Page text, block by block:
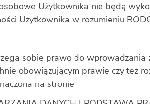
Użytkownika nie będą
Użytkownika w rozumieniu
sobie prawo do wprowadzania
obowiązującym prawie czy też
na stronie.